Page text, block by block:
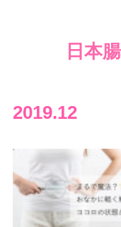
日本
2019.12